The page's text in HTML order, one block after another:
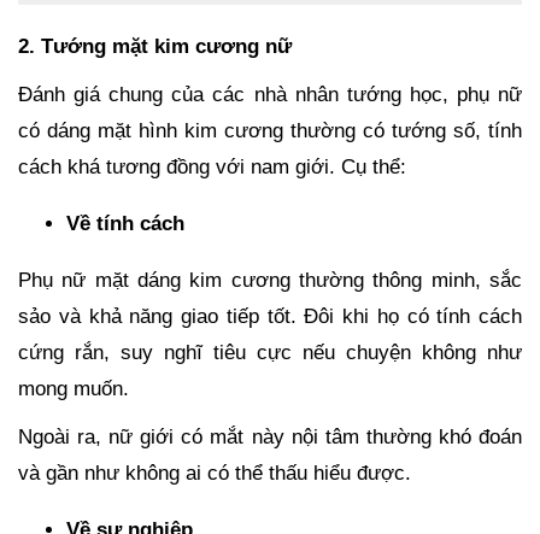
2. Tướng mặt kim cương nữ
Đánh giá chung của các nhà nhân tướng học, phụ nữ
có dáng mặt hình kim cương thường có tướng số, tính
cách khá tương đồng với nam giới. Cụ thể:
Về tính cách
Phụ nữ mặt dáng kim cương thường thông minh, sắc
sảo và khả năng giao tiếp tốt. Đôi khi họ có tính cách
cứng rắn, suy nghĩ tiêu cực nếu chuyện không như
mong muốn.
Ngoài ra, nữ giới có mắt này nội tâm thường khó đoán
và gần như không ai có thể thấu hiểu được.